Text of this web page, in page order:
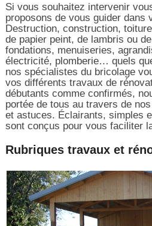
Si vous souhaitez intervenir
proposons de vous guider dans
Destruction, construction,
de papier peint, de lambris ou
fondations, menuiseries,
électricité, plomberie… quels
nos spécialistes du bricolage
vos différents travaux de
débutants comme confirmés,
portée de tous au travers de
et astuces. Éclairants, simples
sont conçus pour vous faciliter
Rubriques travaux et